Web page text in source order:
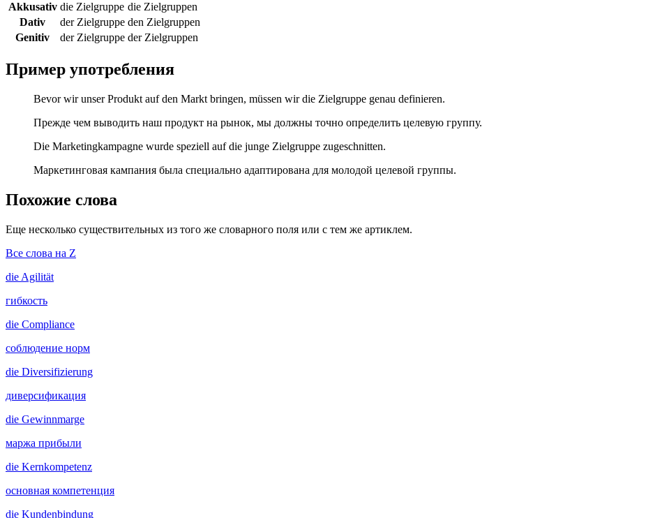
Akkusativ die Zielgruppe die Zielgruppen
Dativ
der Zielgruppe den Zielgruppen
Genitiv
der Zielgruppe der Zielgruppen
Пример употребления
Bevor wir unser Produkt auf den Markt bringen, müssen wir die Zielgruppe genau definieren.
Прежде чем выводить наш продукт на рынок, мы должны точно определить целевую группу.
Die Marketingkampagne wurde speziell auf die junge Zielgruppe zugeschnitten.
Маркетинговая кампания была специально адаптирована для молодой целевой группы.
Похожие слова
Еще несколько существительных из того же словарного поля или с тем же артиклем.
Все слова на Z
die Agilität
гибкость
die Compliance
соблюдение норм
die Diversifizierung
диверсификация
die Gewinnmarge
маржа прибыли
die Kernkompetenz
основная компетенция
die Kundenbindung